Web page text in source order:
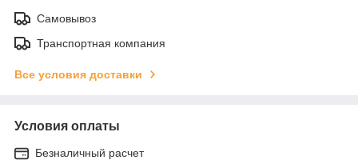
Самовывоз
Транспортная компания
Все условия доставки
Условия оплаты
Безналичный расчет